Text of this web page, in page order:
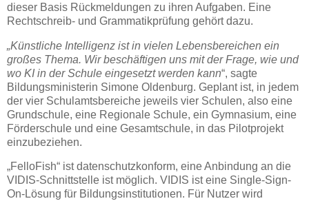
dieser Basis Rückmeldungen zu ihren Aufgaben. Eine
Rechtschreib- und Grammatikprüfung gehört dazu.
„Künstliche Intelligenz ist in vielen Lebensbereichen ein
großes Thema. Wir beschäftigen uns mit der Frage, wie und
wo KI in der Schule eingesetzt werden kann“, sagte
Bildungsministerin Simone Oldenburg. Geplant ist, in jedem
der vier Schulamtsbereiche jeweils vier Schulen, also eine
Grundschule, eine Regionale Schule, ein Gymnasium, eine
Förderschule und eine Gesamtschule, in das Pilotprojekt
einzubeziehen.
„FelloFish“ ist datenschutzkonform, eine Anbindung an die
VIDIS-Schnittstelle ist möglich. VIDIS ist eine Single-Sign-
On-Lösung für Bildungsinstitutionen. Für Nutzer wird